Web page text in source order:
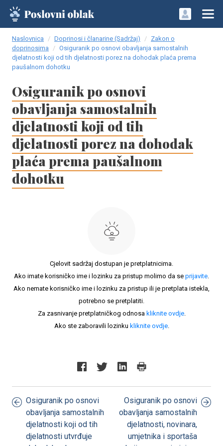
Naslovnica Doprinosi i članarine (Sadržaj)
Zakon o
doprinosima
Osiguranik po osnovi obavljanja samostalnih
djelatnosti koji od tih djelatnosti porez na dohodak plaća prema
paušalnom dohotku
Osiguranik po osnovi
obavljanja samostalnih
djelatnosti koji od tih
djelatnosti porez na dohodak
plaća prema paušalnom
dohotku
Cjelovit sadržaj dostupan je pretplatnicima.
Ako imate korisničko ime i lozinku za pristup molimo da se prijavite.
Ako nemate korisničko ime i lozinku za pristup ili je pretplata istekla,
potrebno se pretplatiti.
Za zasnivanje pretplatničkog odnosa kliknite ovdje.
Ako ste zaboravili lozinku kliknite ovdje.
Osiguranik po osnovi
obavljanja samostalnih
djelatnosti koji od tih
djelatnosti utvrđuje
Osiguranik po osnovi
obavljanja samostalnih
djelatnosti, novinara,
umjetnika i sportaša